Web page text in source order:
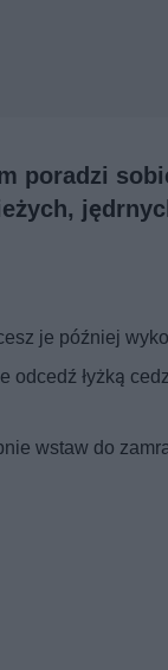
poradzi
je później
łyżką
wstaw do